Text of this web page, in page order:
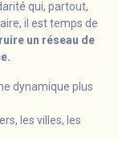
qui, partout,
il est temps de
un réseau de
dynamique plus
les villes, les